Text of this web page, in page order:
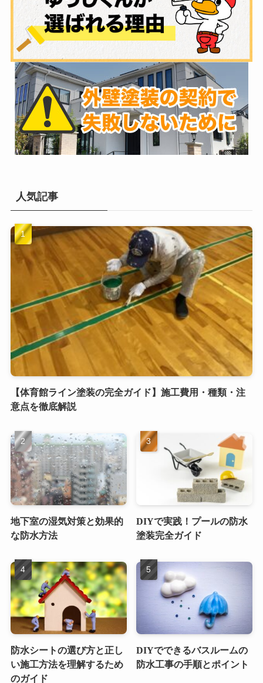
人気記事
【体育館ライン塗装の完全ガイド】施工費用・種類・注
意点を徹底解説
地下室の湿気対策と効果的
な防水方法
DIYで実践！プールの防水
塗装完全ガイド
防水シートの選び方と正し
い施工方法を理解するため
のガイド
DIYでできるバスルームの
防水工事の手順とポイント